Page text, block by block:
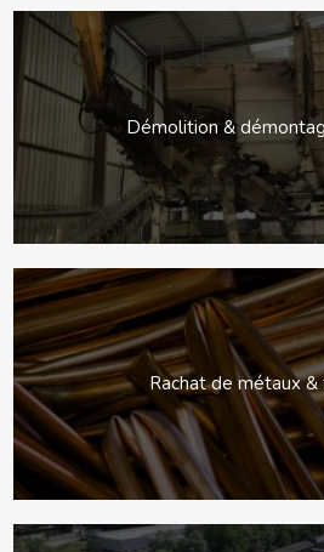
Démolition &
Rachat de métaux